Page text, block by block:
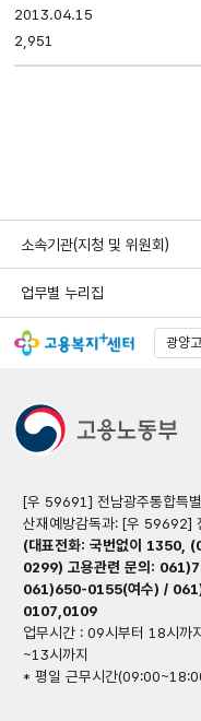
있음
2013.04.15
2,951
소속기관(지청 및 위원회)
업무별 누리집
광양
[우 59691] 전남광주통합특
산재예방감독과: [우 59692]
(대표전화: 국번없이
0299) 고용관련 문의:
061)650-0155(여수) /
0107,0109
업무시간 : 09시부터 18시까
~13시까지
* 평일 근무시간